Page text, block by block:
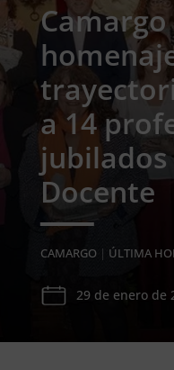
a 14
jubilados
Docente
CAMARGO| ÚLTIMA
29 de enero de